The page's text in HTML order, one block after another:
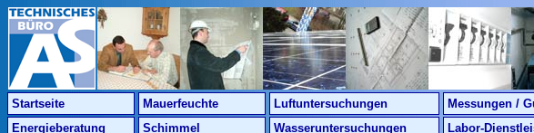
Startseite Mauerfeuchte Luftuntersuchungen Messungen /
Energieberatung
Schimmel Wasseruntersuchungen Labor-